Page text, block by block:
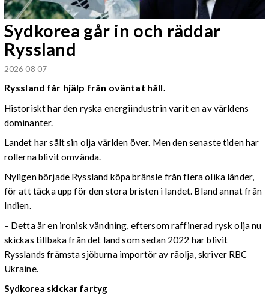
Sydkorea går in och räddar
Ryssland
2026 08 07
Ryssland får hjälp från oväntat håll.
Historiskt har den ryska energiindustrin varit en av världens
dominanter.
Landet har sålt sin olja världen över. Men den senaste tiden har
rollerna blivit omvända.
Nyligen började Ryssland köpa bränsle från flera olika länder,
för att täcka upp för den stora bristen i landet. Bland annat från
Indien.
– Detta är en ironisk vändning, eftersom raffinerad rysk olja nu
skickas tillbaka från det land som sedan 2022 har blivit
Rysslands främsta sjöburna importör av råolja, skriver RBC
Ukraine.
Sydkorea skickar fartyg